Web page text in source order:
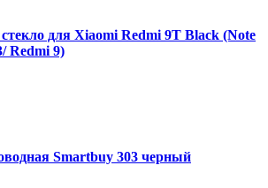
для Xiaomi Redmi 9T Black (Note
Redmi 9)
Smartbuy 303 черный